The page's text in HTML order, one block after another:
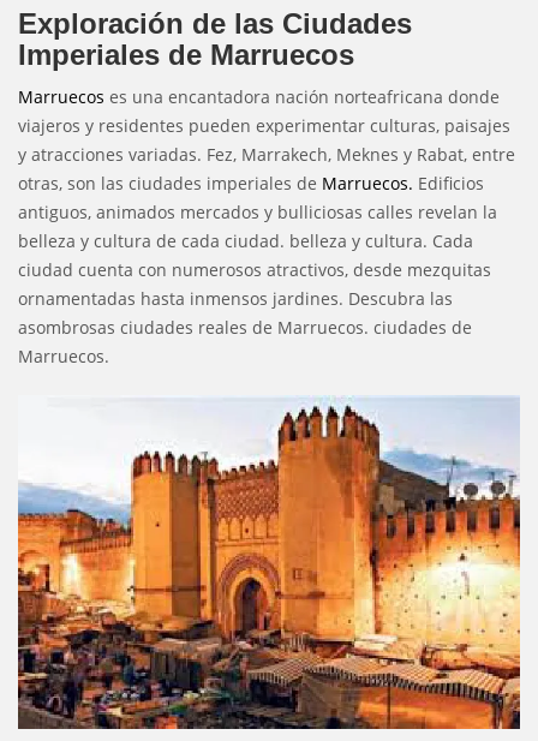
Exploración de las Ciudades
Imperiales de Marruecos
Marruecos es una encantadora nación norteafricana donde
viajeros y residentes pueden experimentar culturas, paisajes
y atracciones variadas. Fez, Marrakech, Meknes y Rabat, entre
otras, son las ciudades imperiales de Marruecos. Edificios
antiguos, animados mercados y bulliciosas calles revelan la
belleza y cultura de cada ciudad. belleza y cultura. Cada
ciudad cuenta con numerosos atractivos, desde mezquitas
ornamentadas hasta inmensos jardines. Descubra las
asombrosas ciudades reales de Marruecos. ciudades de
Marruecos.